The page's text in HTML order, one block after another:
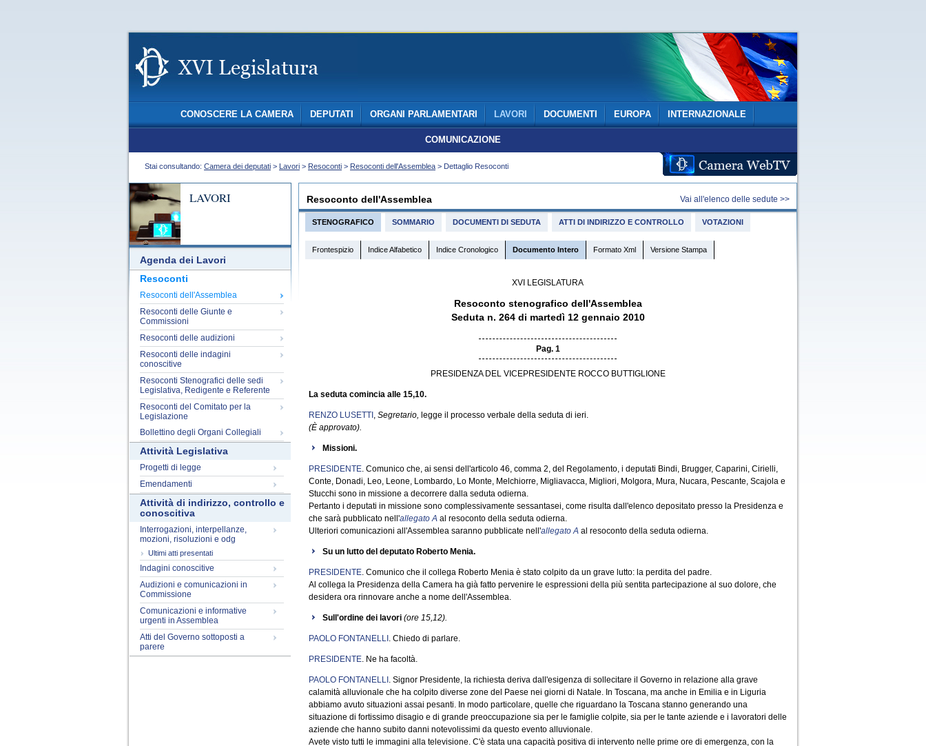
CONOSCERE LA CAMERA DEPUTATI ORGANI PARLAMENTARI LAVORI DOCUMENTI EUROPA INTERNAZIONALE
COMUNICAZIONE
Stai consultando: Camera dei deputati > Lavori > Resoconti > Resoconti dell'Assemblea > Dettaglio Resoconti
LAVORI
Agenda dei Lavori
Resoconti
Resoconti dell'Assemblea
Resoconti delle Giunte e
Commissioni
Resoconti delle audizioni
Resoconti delle indagini
conoscitive
Resoconti Stenografici delle sedi
Legislativa, Redigente e Referente
Resoconti del Comitato per la
Legislazione
Bollettino degli Organi Collegiali
Attività Legislativa
Progetti di legge
Emendamenti
Attività di indirizzo, controllo e
conoscitiva
Interrogazioni, interpellanze,
mozioni, risoluzioni e odg
Ultimi atti presentati
Indagini conoscitive
Audizioni e comunicazioni in
Commissione
Comunicazioni e informative
urgenti in Assemblea
Atti del Governo sottoposti a
parere
Resoconto dell'Assemblea Vai all'elenco delle sedute >>
STENOGRAFICO SOMMARIO DOCUMENTI DI SEDUTA ATTI DI INDIRIZZO E CONTROLLO VOTAZIONI
Frontespizio Indice Alfabetico Indice Cronologico Documento Intero Formato Xml Versione Stampa
XVI LEGISLATURA
Resoconto stenografico dell'Assemblea
Seduta n. 264 di martedì 12 gennaio 2010
Pag. 1
PRESIDENZA DEL VICEPRESIDENTE ROCCO BUTTIGLIONE
La seduta comincia alle 15,10.
RENZO LUSETTI , Segretario, legge il processo verbale della seduta di ieri.
(È approvato).
Missioni.
PRESIDENTE. Comunico che, ai sensi dell'articolo 46, comma 2, del Regolamento, i deputati Bindi, Brugger, Caparini, Cirielli,
Conte, Donadi, Leo, Leone, Lombardo, Lo Monte, Melchiorre, Migliavacca, Migliori, Molgora, Mura, Nucara, Pescante, Scajola e
Stucchi sono in missione a decorrere dalla seduta odierna.
Pertanto i deputati in missione sono complessivamente sessantasei, come risulta dall'elenco depositato presso la Presidenza e
che sarà pubblicato nell'allegato A al resoconto della seduta odierna.
Ulteriori comunicazioni all'Assemblea saranno pubblicate nell'allegato A al resoconto della seduta odierna.
Su un lutto del deputato Roberto Menia.
PRESIDENTE. Comunico che il collega Roberto Menia è stato colpito da un grave lutto: la perdita del padre.
Al collega la Presidenza della Camera ha già fatto pervenire le espressioni della più sentita partecipazione al suo dolore, che
desidera ora rinnovare anche a nome dell'Assemblea.
Sull'ordine dei lavori (ore 15,12).
PAOLO FONTANELLI . Chiedo di parlare.
PRESIDENTE. Ne ha facoltà.
PAOLO FONTANELLI . Signor Presidente, la richiesta deriva dall'esigenza di sollecitare il Governo in relazione alla grave
calamità alluvionale che ha colpito diverse zone del Paese nei giorni di Natale. In Toscana, ma anche in Emilia e in Liguria
abbiamo avuto situazioni assai pesanti. In modo particolare, quelle che riguardano la Toscana stanno generando una
situazione di fortissimo disagio e di grande preoccupazione sia per le famiglie colpite, sia per le tante aziende e i lavoratori delle
aziende che hanno subito danni notevolissimi da questo evento alluvionale.
Avete visto tutti le immagini alla televisione. C'è stata una capacità positiva di intervento nelle prime ore di emergenza, con la